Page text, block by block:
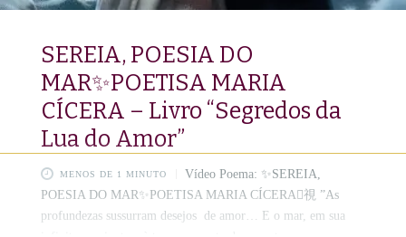
SEREIA, POESIA DO
MAR✨POETISA MARIA
CÍCERA – Livro “Segredos da
Lua do Amor”
MENOS DE 1 MINUTO
Vídeo Poema: ✨SEREIA,
POESIA DO MAR✨POETISA MARIA CÍCERA視 ​”As
profundezas sussurram desejos de amor… E o mar, em sua